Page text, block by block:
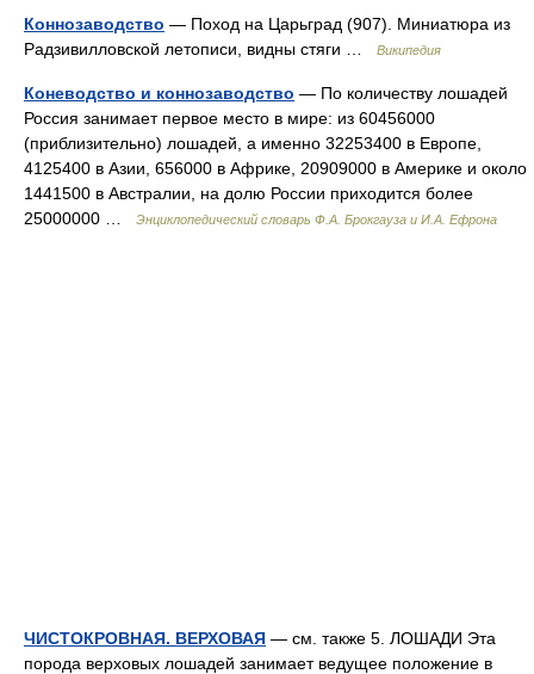
Коннозаводство — Поход на Царьград (907). Миниатюра из
Радзивилловской летописи, видны стяги …
Википедия
Коневодство и коннозаводство — По количеству лошадей
Россия занимает первое место в мире: из 60456000
(приблизительно) лошадей, а именно 32253400 в Европе,
4125400 в Азии, 656000 в Африке, 20909000 в Америке и около
1441500 в Австралии, на долю России приходится более
25000000 …
Энциклопедический словарь Ф.А. Брокгауза и И.А. Ефрона
ЧИСТОКРОВНАЯ. ВЕРХОВАЯ — см. также 5. ЛОШАДИ Эта
порода верховых лошадей занимает ведущее положение в